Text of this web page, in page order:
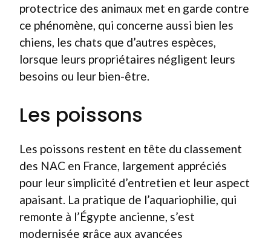
protectrice des animaux met en garde contre
ce phénomène, qui concerne aussi bien les
chiens, les chats que d’autres espèces,
lorsque leurs propriétaires négligent leurs
besoins ou leur bien-être.
Les poissons
Les poissons restent en tête du classement
des NAC en France, largement appréciés
pour leur simplicité d’entretien et leur aspect
apaisant. La pratique de l’aquariophilie, qui
remonte à l’Égypte ancienne, s’est
modernisée grâce aux avancées